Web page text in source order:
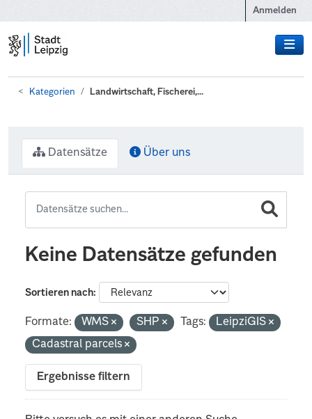
Anmelden
Kategorien Landwirtschaft, Fischerei,...
Datensätze Über uns
Keine Datensätze gefunden
Sortieren nach
Formate: WMS SHP Tags:
LeipziGIS
Cadastral parcels
Ergebnisse filtern